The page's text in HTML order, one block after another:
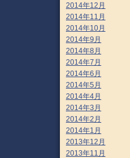
2014年12月
2014年11月
2014年10月
2014年9月
2014年8月
2014年7月
2014年6月
2014年5月
2014年4月
2014年3月
2014年2月
2014年1月
2013年12月
2013年11月